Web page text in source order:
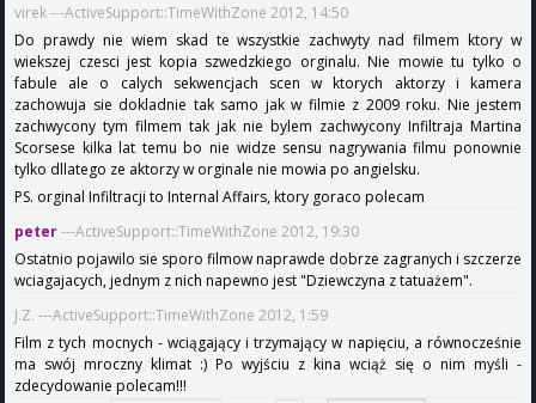
virek ---ActiveSupport::TimeWithZone 2012, 14:50
Do prawdy nie wiem skad te wszystkie zachwyty nad filmem ktory w
wiekszej czesci jest kopia szwedzkiego orginalu. Nie mowie tu tylko o
fabule ale o calych sekwencjach scen w ktorych aktorzy i kamera
zachowuja sie dokladnie tak samo jak w filmie z 2009 roku. Nie jestem
zachwycony tym filmem tak jak nie bylem zachwycony Infiltraja Martina
Scorsese kilka lat temu bo nie widze sensu nagrywania filmu ponownie
tylko dllatego ze aktorzy w orginale nie mowia po angielsku.
PS. orginal Infiltracji to Internal Affairs, ktory goraco polecam
peter---ActiveSupport::TimeWithZone 2012, 19:30
Ostatnio pojawilo sie sporo filmow naprawde dobrze zagranych i szczerze
wciagajacych, jednym z nich napewno jest "Dziewczyna z tatuażem".
J.Z. ---ActiveSupport::TimeWithZone 2012, 1:59
Film z tych mocnych - wciągający i trzymający w napięciu, a równocześnie
ma swój mroczny klimat :) Po wyjściu z kina wciąż się o nim myśli -
zdecydowanie polecam!!!